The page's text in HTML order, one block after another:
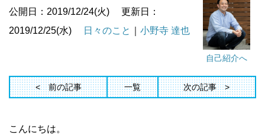
自己紹介へ
公開日：2019/12/24(火)
更新日：
2019/12/25(水)
日々のこと 小野寺 達也
前の記事 一覧 次の記事
こんにちは。